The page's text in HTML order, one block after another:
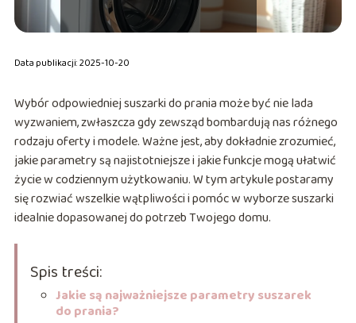
Data publikacji: 2025-10-20
Wybór odpowiedniej suszarki do prania może być nie lada
wyzwaniem, zwłaszcza gdy zewsząd bombardują nas różnego
rodzaju oferty i modele. Ważne jest, aby dokładnie zrozumieć,
jakie parametry są najistotniejsze i jakie funkcje mogą ułatwić
życie w codziennym użytkowaniu. W tym artykule postaramy
się rozwiać wszelkie wątpliwości i pomóc w wyborze suszarki
idealnie dopasowanej do potrzeb Twojego domu.
Spis treści:
Jakie są najważniejsze parametry suszarek
do prania?